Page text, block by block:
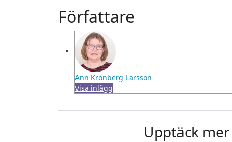
Författare
Ann Kronberg Larsson
Visa inlägg
Upptäck